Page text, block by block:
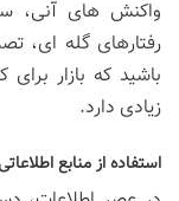
واکنش های آنی،
رفتارهای گله ای،
باشید که بازار
زیادی دارد.
استفاده از منابع